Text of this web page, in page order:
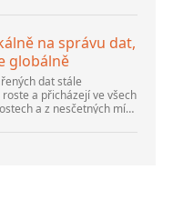
inovací, které dělají lidé...
na správu dat,
globálně
dat stále
a přicházejí ve všech
a z nesčetných míst.
a je to gen...